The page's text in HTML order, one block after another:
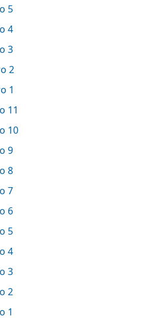
5
4
3
2
1
11
10
9
8
7
6
5
4
3
2
1